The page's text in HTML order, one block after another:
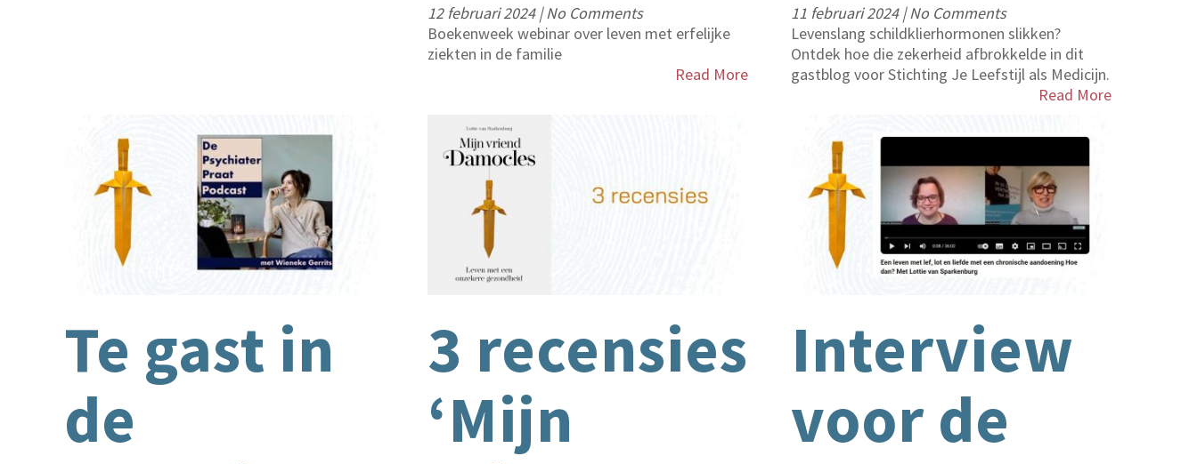
12 februari 2024|No Comments
Boekenweek webinar over leven met erfelijke
ziekten in de familie
Read More
11 februari 2024|No Comments
Levenslang schildklierhormonen slikken?
Ontdek hoe die zekerheid afbrokkelde in dit
gastblog voor Stichting Je Leefstijl als Medicijn.
Read More
Te gast in
de
3 recensies
‘Mijn
Interview
voor de